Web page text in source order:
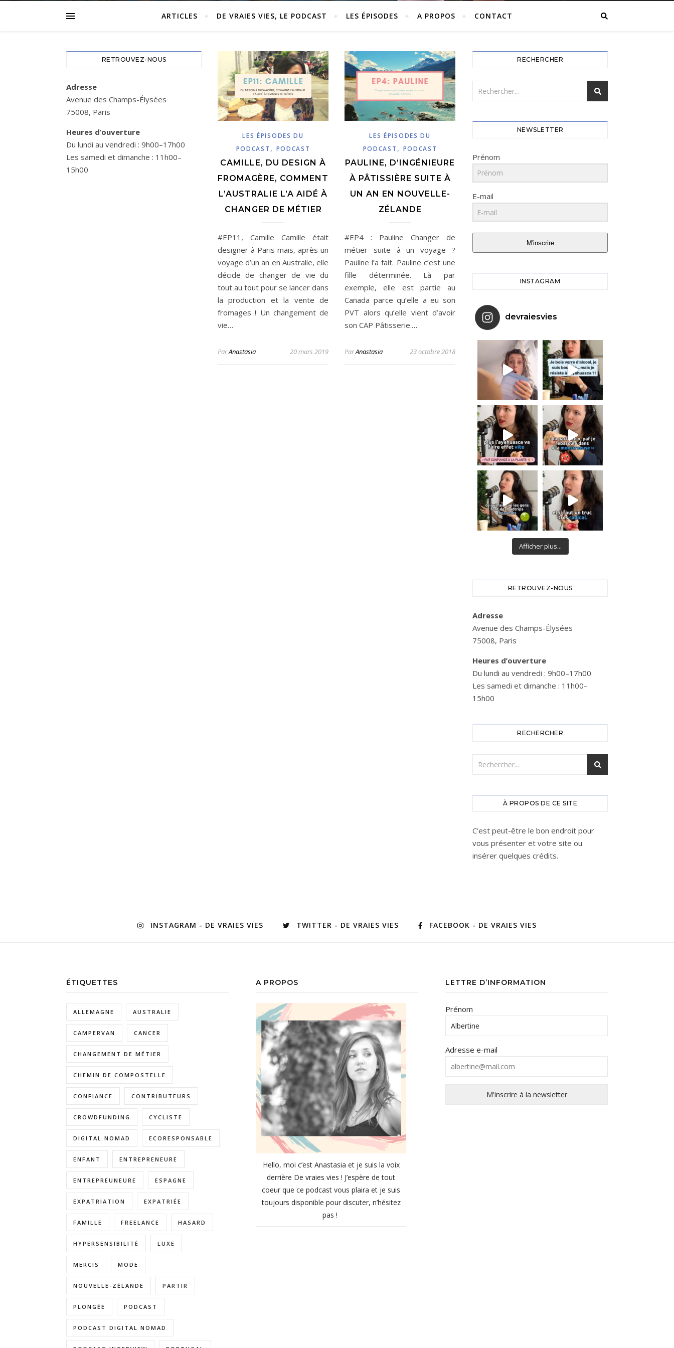
ARTICLES DE VRAIES VIES, LE PODCAST LES ÉPISODES A PROPOS CONTACT
RETROUVEZ-NOUS
Adresse
Avenue des Champs-Élysées
75008, Paris
Heures d’ouverture
Du lundi au vendredi : 9h00–17h00
Les samedi et dimanche : 11h00–
15h00
LES ÉPISODES DU
PODCAST , PODCAST
CAMILLE, DU DESIGN À
FROMAGÈRE, COMMENT
L’AUSTRALIE L’A AIDÉ À
CHANGER DE MÉTIER
#EP11, Camille Camille était
designer à Paris mais, après un
voyage d’un an en Australie, elle
décide de changer de vie du
tout au tout pour se lancer dans
la production et la vente de
fromages ! Un changement de
vie…
ParAnastasia 20 mars 2019
LES ÉPISODES DU
PODCAST , PODCAST
PAULINE, D’INGÉNIEURE
À PÂTISSIÈRE SUITE À
UN AN EN NOUVELLE-
ZÉLANDE
#EP4 : Pauline Changer de
métier suite à un voyage ?
Pauline l’a fait. Pauline c’est une
fille déterminée. Là par
exemple, elle est partie au
Canada parce qu’elle a eu son
PVT alors qu’elle vient d’avoir
son CAP Pâtisserie.…
ParAnastasia 23 octobre 2018
RECHERCHER
NEWSLETTER
Prénom
E-mail
M'inscrire
INSTAGRAM
devraiesvies
Afficher plus...
RETROUVEZ-NOUS
Adresse
Avenue des Champs-Élysées
75008, Paris
Heures d’ouverture
Du lundi au vendredi : 9h00–17h00
Les samedi et dimanche : 11h00–
15h00
RECHERCHER
À PROPOS DE CE SITE
C’est peut-être le bon endroit pour
vous présenter et votre site ou
insérer quelques crédits.
INSTAGRAM - DE VRAIES VIES TWITTER - DE VRAIES VIES FACEBOOK - DE VRAIES VIES
ÉTIQUETTES
ALLEMAGNE AUSTRALIE
CAMPERVAN CANCER
CHANGEMENT DE MÉTIER
CHEMIN DE COMPOSTELLE
CONFIANCE CONTRIBUTEURS
CROWDFUNDING CYCLISTE
DIGITAL NOMAD ECORESPONSABLE
ENFANT ENTREPRENEURE
ENTREPREUNEURE ESPAGNE
EXPATRIATION EXPATRIÉE
FAMILLE FREELANCE HASARD
HYPERSENSIBILITÉ LUXE
MERCIS MODE
NOUVELLE-ZÉLANDE PARTIR
PLONGÉE PODCAST
PODCAST DIGITAL NOMAD
A PROPOS
Hello, moi c’est Anastasia et je suis la voix
derrière De vraies vies ! J’espère de tout
coeur que ce podcast vous plaira et je suis
toujours disponible pour discuter, n’hésitez
pas !
LETTRE D’INFORMATION
Prénom
Adresse e-mail